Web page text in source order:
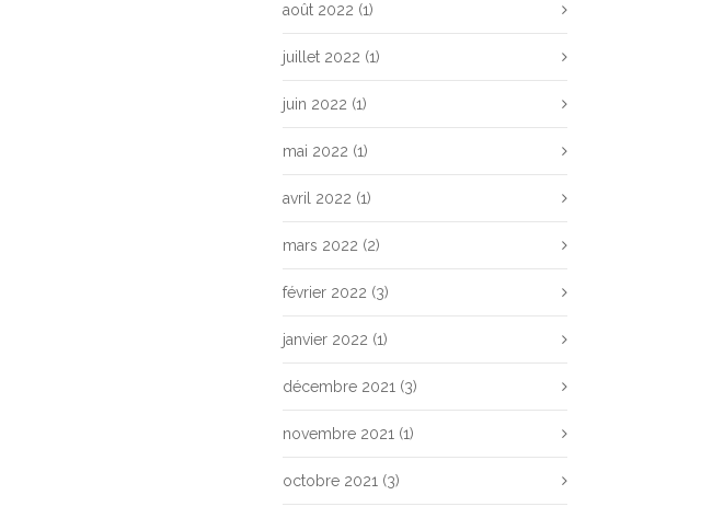
août 2022 (1)
juillet 2022 (1)
juin 2022 (1)
mai 2022 (1)
avril 2022 (1)
mars 2022 (2)
février 2022 (3)
janvier 2022 (1)
décembre 2021 (3)
novembre 2021 (1)
octobre 2021 (3)